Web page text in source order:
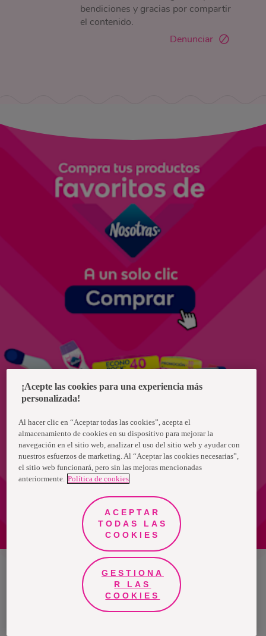
bendiciones y gracias por compartir
el contenido.
Denunciar
Política de privacidad de datos
Chile
¡Acepte las cookies para una experiencia más
personalizada!
Al hacer clic en “Aceptar todas las cookies”, acepta el
almacenamiento de cookies en su dispositivo para mejorar la
navegación en el sitio web, analizar el uso del sitio web y ayudar con
nuestros esfuerzos de marketing. Al “Aceptar las cookies necesarias”,
el sitio web funcionará, pero sin las mejoras mencionadas
anteriormente. Política de cookies
ACEPTAR
TODAS LAS
COOKIES
GESTIONA
R LAS
COOKIES